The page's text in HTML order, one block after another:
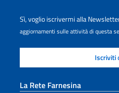
Sì, voglio iscrivermi alla
aggiornamenti sulle attività di questa
La Rete Farnesina